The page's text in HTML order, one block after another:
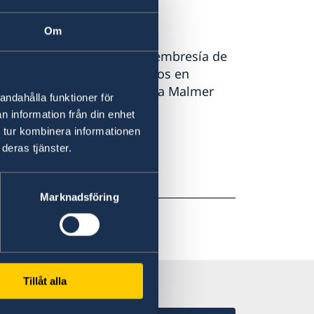
Om
funktioner för
information från din enhet
kombinera informationen
tjänster.
Marknadsföring
Tillåt alla
de las mujeres.
del pueblo sueco. La membresía de
seguro. No estamos solos en
Asuntos Exteriores, Maria Malmer
inglés)
inglés)